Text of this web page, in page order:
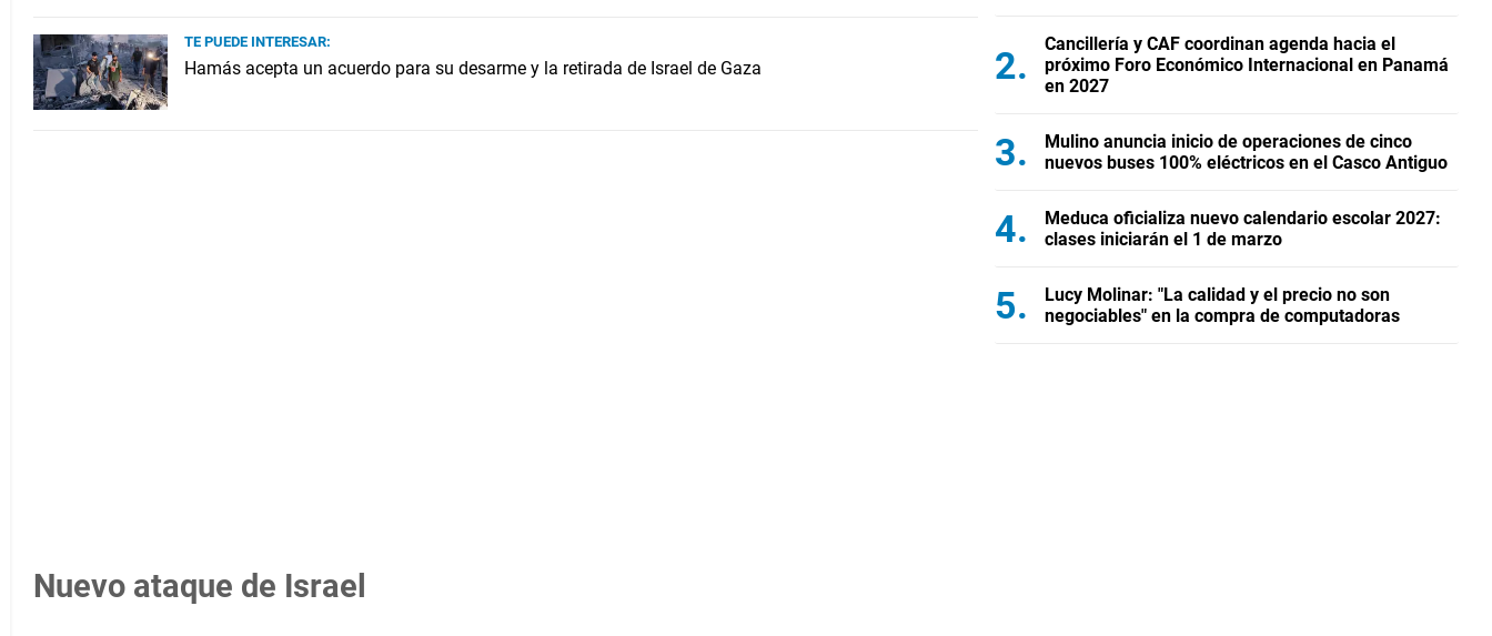
TE PUEDE INTERESAR:
Hamás acepta un acuerdo para su desarme y la retirada de Israel de Gaza
Nuevo ataque de Israel
Cancillería y CAF coordinan agenda hacia el
próximo Foro Económico Internacional en Panamá
en 2027
Mulino anuncia inicio de operaciones de cinco
nuevos buses 100% eléctricos en el Casco Antiguo
Meduca oficializa nuevo calendario escolar 2027:
clases iniciarán el 1 de marzo
Lucy Molinar: "La calidad y el precio no son
negociables" en la compra de computadoras